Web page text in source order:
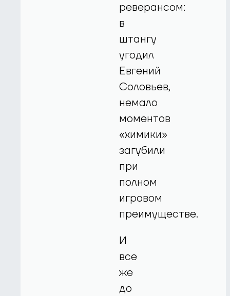
реверансом:
в
штангу
угодил
Евгений
Соловьев,
немало
моментов
«химики»
загубили
при
полном
игровом
преимуществе.
И
все
же
до